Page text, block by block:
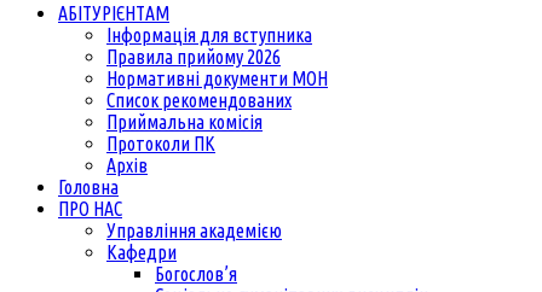
АБІТУРІЄНТАМ
Інформація для вступника
Правила прийому 2026
Нормативні документи МОН
Список рекомендованих
Приймальна комісія
Протоколи ПК
Архів
Головна
ПРО НАС
Управління академією
Кафедри
Богослов’я